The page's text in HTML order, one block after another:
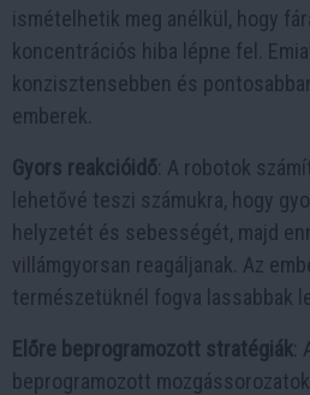
ismételhetik meg anélkül, hogy
koncentrációs hiba lépne fel.
konzisztensebben és
emberek.
Gyors reakcióidő : A robotok
lehetővé teszi számukra, hogy
helyzetét és sebességét, majd
villámgyorsan reagáljanak. Az
természetüknél fogva lassabbak
Előre beprogramozott stratégiák
beprogramozott